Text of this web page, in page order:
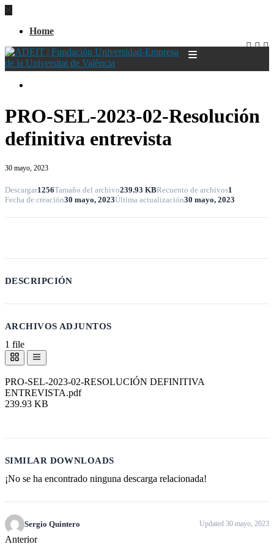
Home
PRO-SEL-2023-02-Resolución
definitiva entrevista
30 mayo, 2023
Descargar1256Tamaño del archivo239.93 KBRecuento de archivos1
Fecha de creación30 mayo, 2023Última actualización30 mayo, 2023
DESCRIPCIÓN
ARCHIVOS ADJUNTOS
1 file
PRO-SEL-2023-02-RESOLUCIÓN DEFINITIVA
ENTREVISTA.pdf
239.93 KB
SIMILAR DOWNLOADS
¡No se ha encontrado ninguna descarga relacionada!
Sergio Quintero Updated 30 mayo, 2023
Anterior